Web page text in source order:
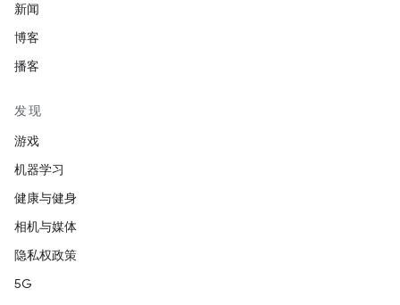
新闻
博客
播客
发现
游戏
机器学习
健康与健身
相机与媒体
隐私权政策
5G